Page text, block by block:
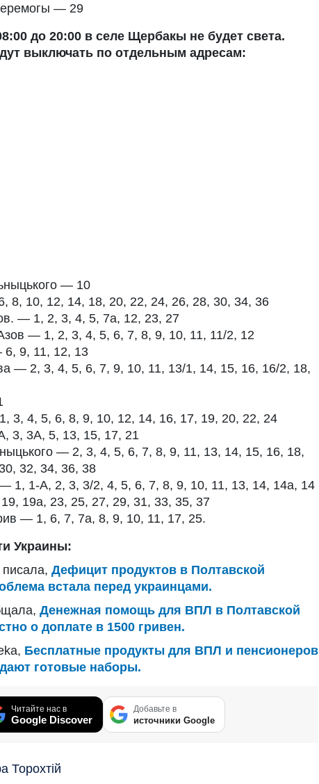
— 29
до 20:00 в селе Щербакы не будет света.
выключать по отдельным адресам:
— 10
8, 10, 12, 14, 18, 20, 22, 24, 26, 28, 30, 34, 36
— 1, 2, 3, 4, 5, 7а, 12, 23, 27
— 1, 2, 3, 4, 5, 6, 7, 8, 9, 10, 11, 11/2, 12
9, 11, 12, 13
— 2, 3, 4, 5, 6, 7, 9, 10, 11, 13/1, 14, 15, 16, 16/2, 18,
3, 4, 5, 6, 8, 9, 10, 12, 14, 16, 17, 19, 20, 22, 24
3, 3А, 5, 13, 15, 17, 21
— 2, 3, 4, 5, 6, 7, 8, 9, 11, 13, 14, 15, 16, 18,
32, 34, 36, 38
1, 1-А, 2, 3, 3/2, 4, 5, 6, 7, 8, 9, 10, 11, 13, 14, 14а, 14
19а, 23, 25, 27, 29, 31, 33, 35, 37
— 1, 6, 7, 7а, 8, 9, 10, 11, 17, 25.
Украины:
Дефицит продуктов в Полтавской
встала перед украинцами.
Денежная помощь для ВПЛ в Полтавской
о доплате в 1500 гривен.
Бесплатные продукты для ВПЛ и пенсионеров
готовые наборы.
Читайте нас в
Google Discover
Добавьте в
источники Google
Торохтій